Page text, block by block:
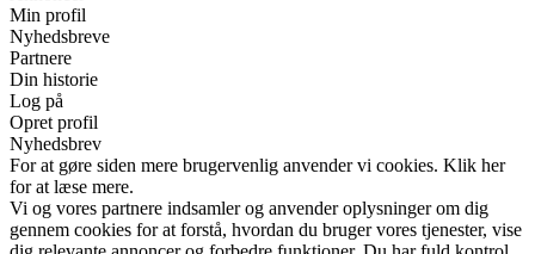
Min profil
Nyhedsbreve
Partnere
Din historie
Log på
Opret profil
Nyhedsbrev
For at gøre siden mere brugervenlig anvender vi cookies. Klik her
for at læse mere.
Vi og vores partnere indsamler og anvender oplysninger om dig
gennem cookies for at forstå, hvordan du bruger vores tjenester, vise